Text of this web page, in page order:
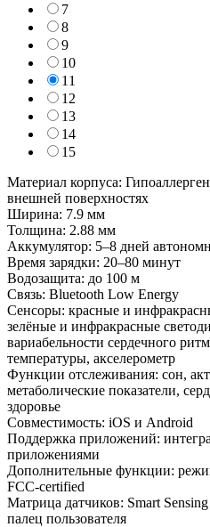
7
8
9
10
11
12
13
14
15
Материал корпуса:
внешней поверхностях
Ширина: 7.9 мм
Толщина: 2.88 мм
Аккумулятор: 5–8 дней
Время зарядки: 20–80 минут
Водозащита: до 100 м
Связь: Bluetooth Low Energy
Сенсоры: красные и
зелёные и инфракрасные
вариабельности сердечного
температуры, акселерометр
Функции отслеживания: сон,
метаболические показатели,
здоровье
Совместимость: iOS и Android
Поддержка приложений:
приложениями
Дополнительные функции:
FCC-certified
Матрица датчиков: Smart
палец пользователя